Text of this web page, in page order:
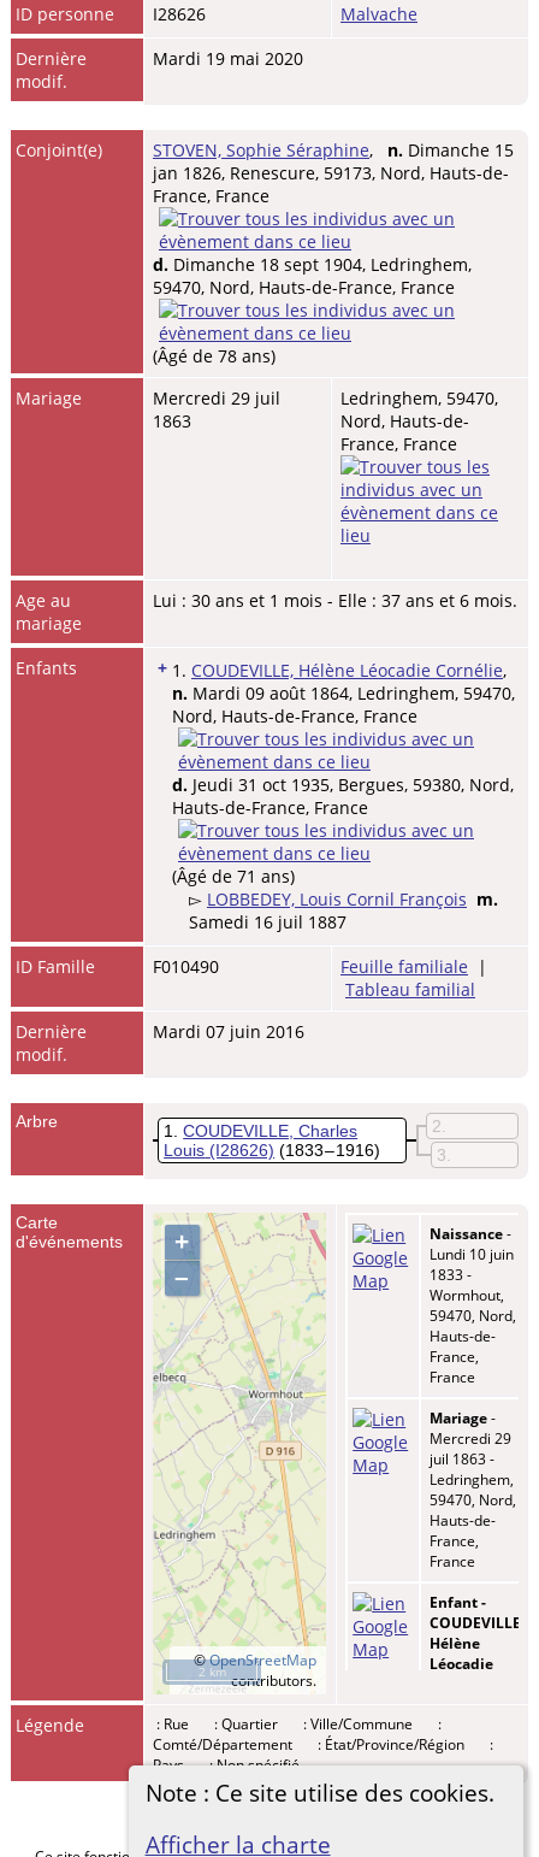
Note : Ce site utilise des cookies.
Afficher la charte
ID personne I28626
Malvache
Dernière
modif.
Mardi 19 mai 2020
Conjoint(e) STOVEN, Sophie Séraphine, n. Dimanche 15
jan 1826, Renescure, 59173, Nord, Hauts-de-
France, France
d. Dimanche 18 sept 1904, Ledringhem,
59470, Nord, Hauts-de-France, France
(Âgé de 78 ans)
Mariage
Mercredi 29 juil
1863
Ledringhem, 59470,
Nord, Hauts-de-
France, France
Age au
mariage
Lui : 30 ans et 1 mois - Elle : 37 ans et 6 mois.
Enfants + 1. COUDEVILLE, Hélène Léocadie Cornélie,
n. Mardi 09 août 1864, Ledringhem, 59470,
Nord, Hauts-de-France, France
d. Jeudi 31 oct 1935, Bergues, 59380, Nord,
Hauts-de-France, France
(Âgé de 71 ans)
▻ LOBBEDEY, Louis Cornil François m.
Samedi 16 juil 1887
ID Famille
F010490 Feuille familiale |
Tableau familial
Dernière
modif.
Mardi 07 juin 2016
Arbre 1
COUDEVILLE, Charles
Louis (I28626) (1833 – 1916)
2
3
Carte
d'événements
+
–
©OpenStreetMap
contributors.
2 km
Naissance-
Lundi 10 juin
1833 -
Wormhout,
59470, Nord,
Hauts-de-
France,
France
Mariage-
Mercredi 29
juil 1863 -
Ledringhem,
59470, Nord,
Hauts-de-
France,
France
Enfant -
COUDEVILLE,
Hélène
Léocadie
1864 -
Ledringhem,
59470, Nord,
Hauts-de-
France,
Légende : Rue : Quartier : Ville/Commune
:
Comté/Département
: État/Province/Région
:
Pays: Non spécifié